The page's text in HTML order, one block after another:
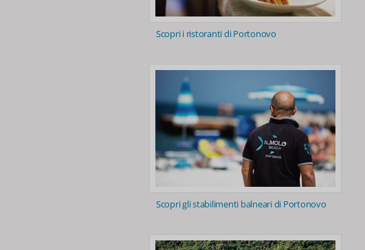
Scopri i ristoranti di Portonovo
Scopri gli stabilimenti balneari di Portonovo